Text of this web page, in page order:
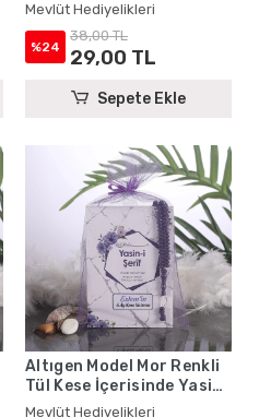
Mevlüt Hediyelikleri
Mevlüt Hediyelikleri
%24
38,00 TL
29,00 TL
Sepete Ekle
Altıgen Model Mor Renkli
Tül Kese İçerisinde Yasin
Kitabı ve Tesbih - Mevlüt
Mevlüt Hediyelikleri